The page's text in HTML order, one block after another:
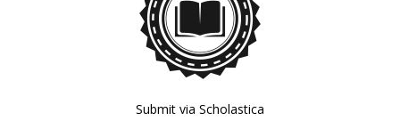
Submit via Scholastica